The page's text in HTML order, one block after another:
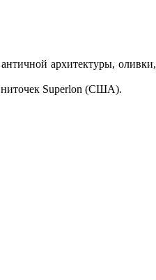
архитектуры, оливки,
ниточек Superlon (США).